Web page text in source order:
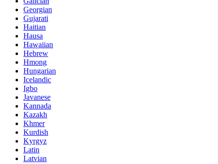
Georgian
Gujarati
Haitian
Hausa
Hawaiian
Hebrew
Hmong
Hungarian
Icelandic
Igbo
Javanese
Kannada
Kazakh
Khmer
Kurdish
Kyrgyz
Latin
Latvian